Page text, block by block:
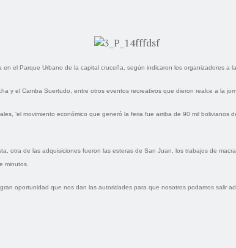
el Parque Urbano de la capital cruceña, según indicaron los organizadores a
y el Camba Suertudo, entre otros eventos recreativos que dieron realce a la
‘el movimiento económico que generó la feria fue arriba de 90 mil
otra de las adquisiciones fueron las esteras de San Juan, los trabajos de
minutos.
oportunidad que nos dan las autoridades para que nosotros podamos salir